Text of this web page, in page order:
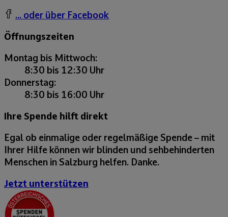
... oder über Facebook
Öffnungszeiten
Montag bis Mittwoch:
8:30 bis 12:30 Uhr
Donnerstag:
8:30 bis 16:00 Uhr
Ihre Spende hilft direkt
Egal ob einmalige oder regelmäßige Spende – mit
Ihrer Hilfe können wir blinden und sehbehinderten
Menschen in Salzburg helfen. Danke.
Jetzt unterstützen